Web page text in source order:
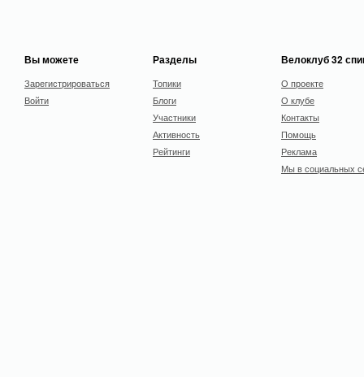
Вы можете
Зарегистрироваться
Войти
Разделы
Топики
Блоги
Участники
Активность
Рейтинги
Велоклуб 32
О проекте
О клубе
Контакты
Помощь
Реклама
Мы в социальных